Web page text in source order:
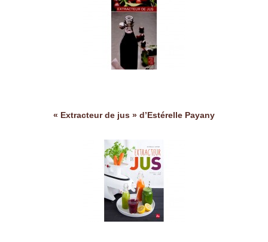
« Extracteur de jus » d’Estérelle Payany